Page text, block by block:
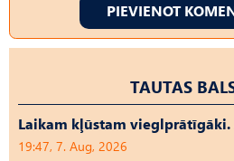
PIEVIENOT
TAUTAS
Laikam kļūstam vieglprātīgāki.
19:47, 7. Aug, 2026